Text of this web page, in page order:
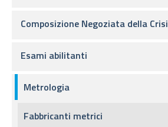
Composizione Negoziata della Crisi
Esami abilitanti
Metrologia
Fabbricanti metrici